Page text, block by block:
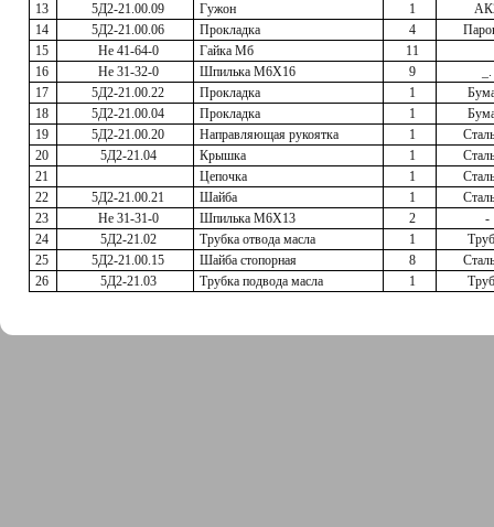
13
5Д2-21.00.09 Гужон 1
14
5Д2-21.00.06 Прокладка 4
15
Не 41-64-0 Гайка Мб
11
16
Не 31-32-0 Шпилька М6Х16 9
_.
17
5Д2-21.00.22 Прокладка 1
18
5Д2-21.00.04 Прокладка 1
19
5Д2-21.00.20 Направляющая рукоятка 1
20
5Д2-21.04 Крышка 1
21
Цепочка 1
22
5Д2-21.00.21 Шайба 1
23
Не 31-31-0 Шпилька М6Х13 2
-
24
5Д2-21.02 Трубка отвода масла 1
25
5Д2-21.00.15 Шайба стопорная 8
26
5Д2-21.03 Трубка подвода масла 1